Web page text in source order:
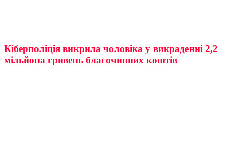
Кіберполіція викрила чоловіка у викраденні 2,2
мільйона гривень благочинних коштів